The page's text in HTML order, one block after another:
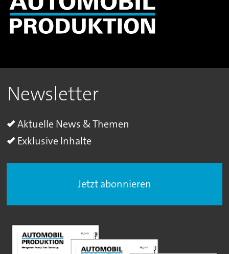
Newsletter
Aktuelle News & Themen
Exklusive Inhalte
Jetzt abonnieren